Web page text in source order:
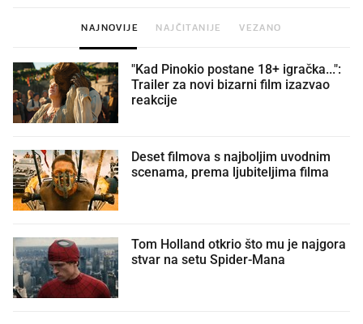
NAJNOVIJE NAJČITANIJE VEZANO
"Kad Pinokio postane 18+ igračka...":
Trailer za novi bizarni film izazvao
reakcije
Deset filmova s najboljim uvodnim
scenama, prema ljubiteljima filma
Tom Holland otkrio što mu je najgora
stvar na setu Spider-Mana